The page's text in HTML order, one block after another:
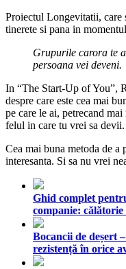
Proiectul Longevitatii, care
tinerete si pana in
Grupurile carora te
persoana vei deveni.
In “The Start-Up of You”,
despre care este cea mai
pe care le ai, petrecand
felul in care tu vrei sa devii.
Cea mai buna metoda de a
interesanta. Si sa nu vrei
Ghid complet
companie:
Bocancii de deșert
rezistență în orice